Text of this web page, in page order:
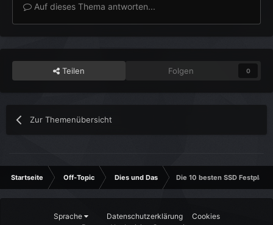
Auf dieses Thema antworten...
Teilen Folgen 0
Zur Themenübersicht
Startseite Off-Topic Dies und Das Die 10 besten SSD
Sprache Datenschutzerklärung
Cookies